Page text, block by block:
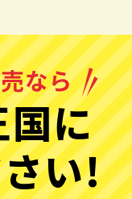
国に
い!